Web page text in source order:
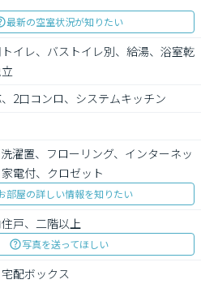
最新の空室状況が知りたい
イレ、バストイレ別、給湯、浴室乾
2口コンロ、システムキッチン
濯置、フローリング、インターネッ
電付、クロゼット
部屋の詳しい情報を知りたい
戸、二階以上
写真を送ってほしい
配ボックス